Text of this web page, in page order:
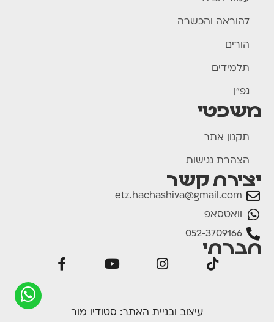
להוראה והכשרה
הורים
תלמידים
גפ"ן
משפטי
תקנון אתר
הצהרת נגישות
יצירת קשר
etz.hachashiva@gmail.com
וואטסאפ
052-3709166
חברתי
עיצוב ובניית האתר: סטודיו מור